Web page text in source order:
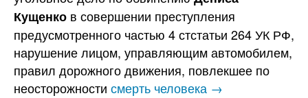
Кущенко в совершении преступления
предусмотренного частью 4 стстатьи 264 УК РФ,
нарушение лицом, управляющим автомобилем,
правил дорожного движения, повлекшее по
неосторожности смерть человека →